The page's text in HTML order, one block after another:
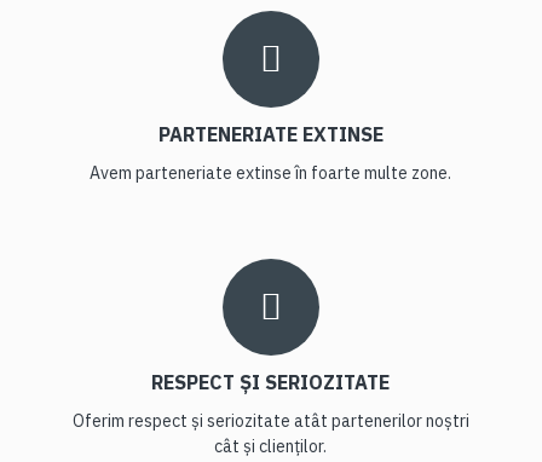
PARTENERIATE EXTINSE
Avem parteneriate extinse în foarte multe zone.
RESPECT ȘI SERIOZITATE
Oferim respect și seriozitate atât partenerilor noștri
cât și clienților.